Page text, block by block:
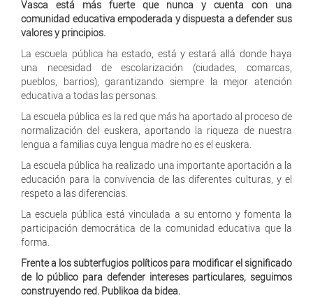
Vasca está más fuerte que nunca y cuenta con una
comunidad educativa empoderada y dispuesta a defender sus
valores y principios.
La escuela pública ha estado, está y estará allá donde haya
una necesidad de escolarización (ciudades, comarcas,
pueblos, barrios), garantizando siempre la mejor atención
educativa a todas las personas.
La escuela pública es la red que más ha aportado al proceso de
normalización del euskera, aportando la riqueza de nuestra
lengua a familias cuya lengua madre no es el euskera.
La escuela pública ha realizado una importante aportación a la
educación para la convivencia de las diferentes culturas, y el
respeto a las diferencias.
La escuela pública está vinculada a su entorno y fomenta la
participación democrática de la comunidad educativa que la
forma.
Frente a los subterfugios políticos para modificar el significado
de lo público para defender intereses particulares, seguimos
construyendo red. Publikoa da bidea.